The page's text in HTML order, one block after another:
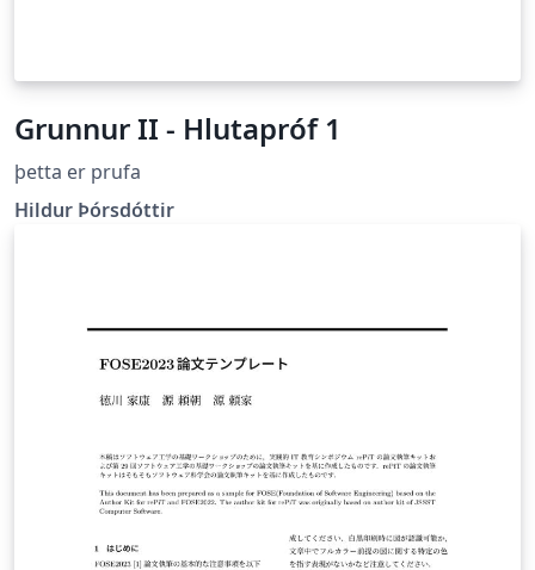
Grunnur II - Hlutapróf 1
þetta er prufa
Hildur Þórsdóttir